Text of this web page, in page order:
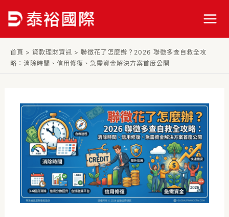
首頁 > 貸款理財資訊 > 聯徵花了怎麼辦？2026 聯徵多查自救全攻
略：消除時間、信用修復、急需資金解決方案首度公開
navigation